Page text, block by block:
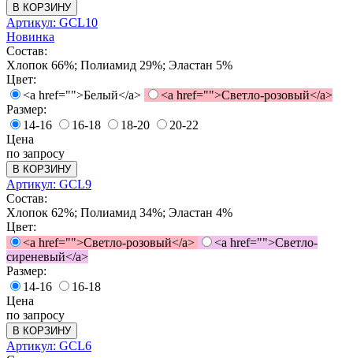
В КОРЗИНУ
Артикул: GCL10
Новинка
Состав:
Хлопок 66%; Полиамид 29%; Эластан 5%
Цвет:
<a href="">Белый</a>
<a href="">Светло-розовый</a>
Размер:
14-16
16-18 18-20
20-22
Цена
по запросу
В КОРЗИНУ
Артикул: GCL9
Состав:
Хлопок 62%; Полиамид 34%; Эластан 4%
Цвет:
<a href="">Светло-розовый</a>
<a href="">Светло-
сиреневый</a>
Размер:
14-16
16-18
Цена
по запросу
В КОРЗИНУ
Артикул: GCL6